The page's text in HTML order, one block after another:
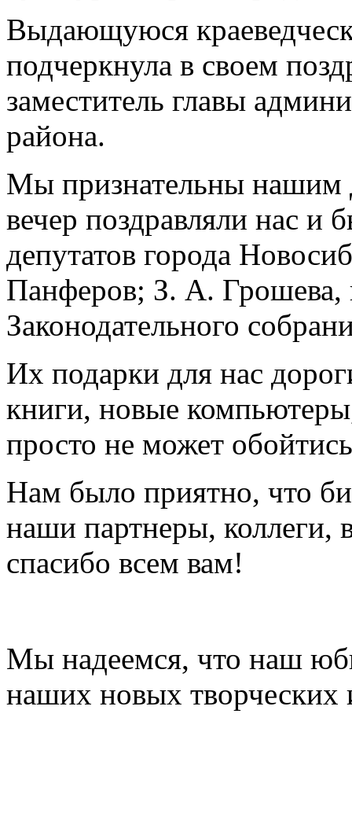
Выдающуюся
подчеркнула в своем
заместитель главы
района.
Мы признательны нашим
вечер поздравляли нас и
депутатов города
Панферов; З. А. Грошева,
Законодательного
Их подарки для нас
книги, новые
просто не может
Нам было приятно, что
наши партнеры, коллеги,
спасибо всем вам!
Мы надеемся, что наш
наших новых